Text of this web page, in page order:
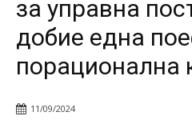
за управна
добие една
порационална
11/09/2024